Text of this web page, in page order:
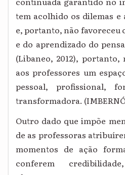
tem acolhido os dilemas e
e, portanto, não
e do aprendizado do
(Libaneo, 2012),
aos professores um
pessoal, profissional,
transformadora.
Outro dado que impõe
de as professoras
momentos de ação
conferem